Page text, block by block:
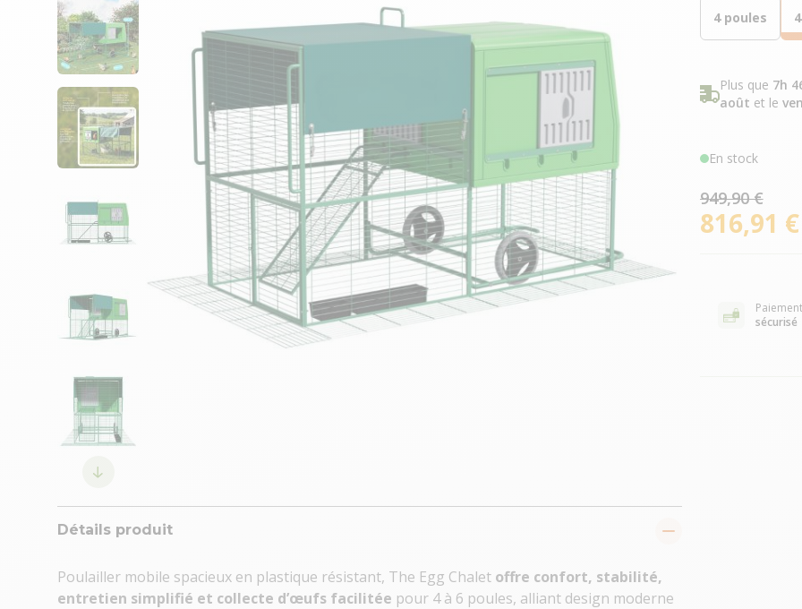
4 poules
Plus que 7h
août et le
En stock
949,90 €
816,91 €
Paiement
sécurisé
Détails produit
Poulailler mobile spacieux en plastique résistant, The Egg Chalet offre confort, stabilité,
entretien simplifié et collecte d’œufs facilitée pour 4 à 6 poules, alliant design moderne